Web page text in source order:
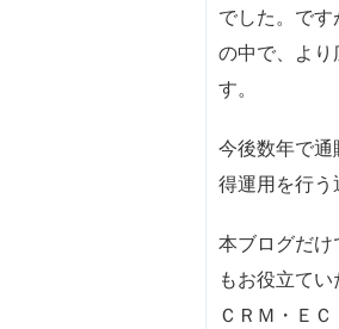
でした。で
の中で、よ
す。
今後数年で
得運用を行う
本ブログだ
もお役立て
ＣＲＭ・Ｅ